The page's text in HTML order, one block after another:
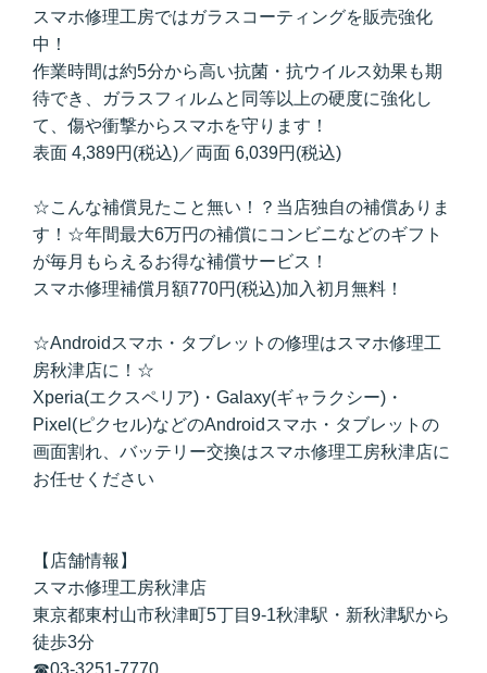
スマホ修理工房ではガラスコーティングを販売強化
中！
作業時間は約5分から高い抗菌・抗ウイルス効果も期
待でき、ガラスフィルムと同等以上の硬度に強化し
て、傷や衝撃からスマホを守ります！
表面 4,389円(税込)／両面 6,039円(税込)
☆こんな補償見たこと無い！？当店独自の補償ありま
す！☆年間最大6万円の補償にコンビニなどのギフト
が毎月もらえるお得な補償サービス！
スマホ修理補償月額770円(税込)加入初月無料！
☆Androidスマホ・タブレットの修理はスマホ修理工
房秋津店に！☆
Xperia(エクスペリア)・Galaxy(ギャラクシー)・
Pixel(ピクセル)などのAndroidスマホ・タブレットの
画面割れ、バッテリー交換はスマホ修理工房秋津店に
お任せください
【店舗情報】
スマホ修理工房秋津店
東京都東村山市秋津町5丁目9-1秋津駅・新秋津駅から
徒歩3分
☎︎03-3251-7770